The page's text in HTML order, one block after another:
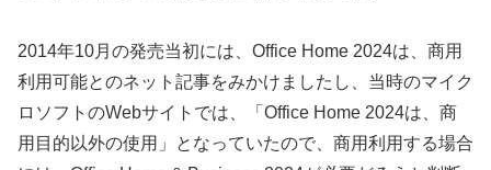
2014年10月の発売当初には、Office Home 2024は、商用
利用可能とのネット記事をみかけましたし、当時のマイク
ロソフトのWebサイトでは、「Office Home 2024は、商
用目的以外の使用」となっていたので、商用利用する場合